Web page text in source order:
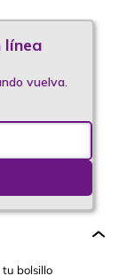
vuelva.
bolsillo